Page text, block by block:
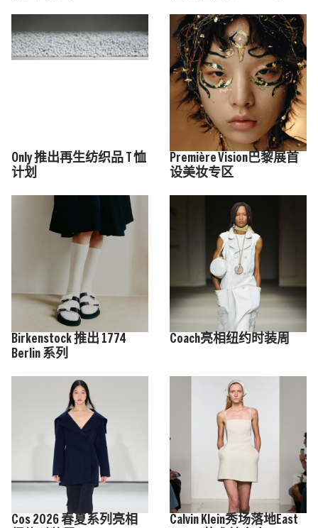
Only 推出再生纺织品 T 恤
计划
Première Vision巴黎展首
设美妆专区
Birkenstock 推出 1774
Berlin 系列
Coach亮相纽约时装周
Cos 2026 春夏系列亮相
Calvin Klein秀场落地East